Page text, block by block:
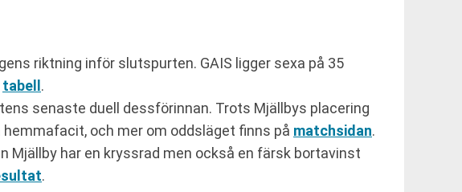
riktning inför slutspurten. GAIS ligger sexa på 35
tabell .
senaste duell dessförinnan. Trots Mjällbys placering
och mer om oddsläget finns på matchsidan.
Mjällby har en kryssrad men också en färsk bortavinst
.